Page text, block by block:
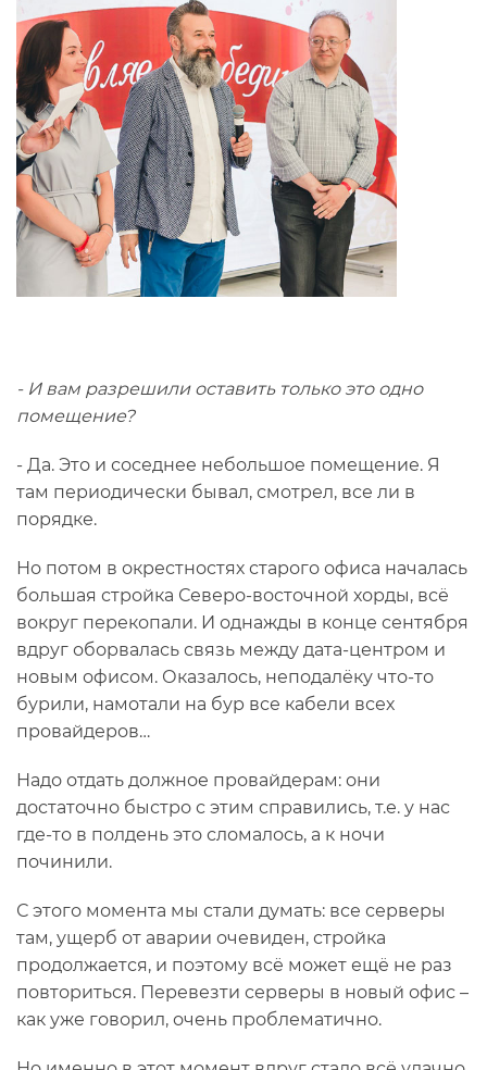
- И вам разрешили оставить только это одно
помещение?
- Да. Это и соседнее небольшое помещение. Я
там периодически бывал, смотрел, все ли в
порядке.
Но потом в окрестностях старого офиса началась
большая стройка Северо-восточной хорды, всё
вокруг перекопали. И однажды в конце сентября
вдруг оборвалась связь между дата-центром и
новым офисом. Оказалось, неподалёку что-то
бурили, намотали на бур все кабели всех
провайдеров…
Надо отдать должное провайдерам: они
достаточно быстро с этим справились, т.е. у нас
где-то в полдень это сломалось, а к ночи
починили.
С этого момента мы стали думать: все серверы
там, ущерб от аварии очевиден, стройка
продолжается, и поэтому всё может ещё не раз
повториться. Перевезти серверы в новый офис –
как уже говорил, очень проблематично.